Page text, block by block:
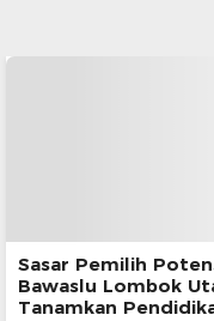
Sasar Pemilih
Bawaslu Lombok
Tanamkan